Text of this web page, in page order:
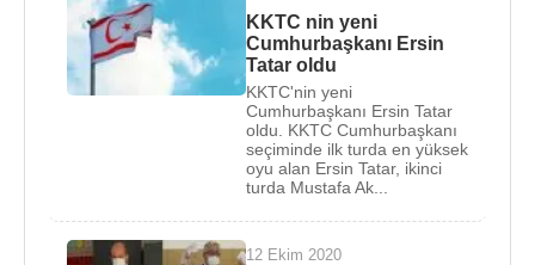
KKTC nin yeni
Cumhurbaşkanı Ersin
Tatar oldu
KKTC'nin yeni
Cumhurbaşkanı Ersin Tatar
oldu. KKTC Cumhurbaşkanı
seçiminde ilk turda en yüksek
oyu alan Ersin Tatar, ikinci
turda Mustafa Ak...
12 Ekim 2020